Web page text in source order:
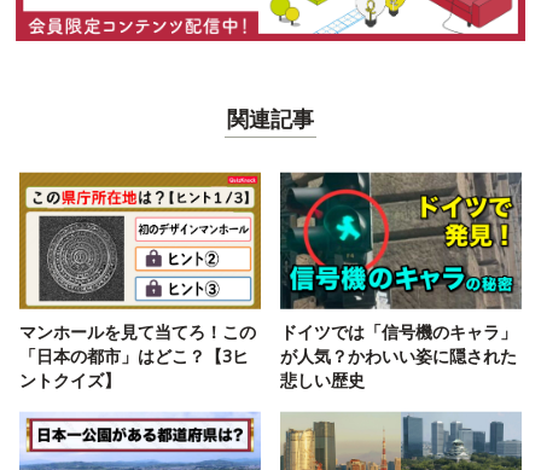
関連記事
マンホールを見て当てろ！この
「日本の都市」はどこ？【3ヒ
ントクイズ】
ドイツでは「信号機のキャラ」
が人気？かわいい姿に隠された
悲しい歴史